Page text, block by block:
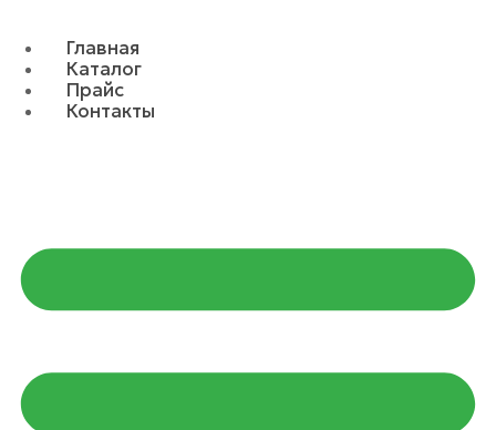
Главная
Каталог
Прайс
Контакты